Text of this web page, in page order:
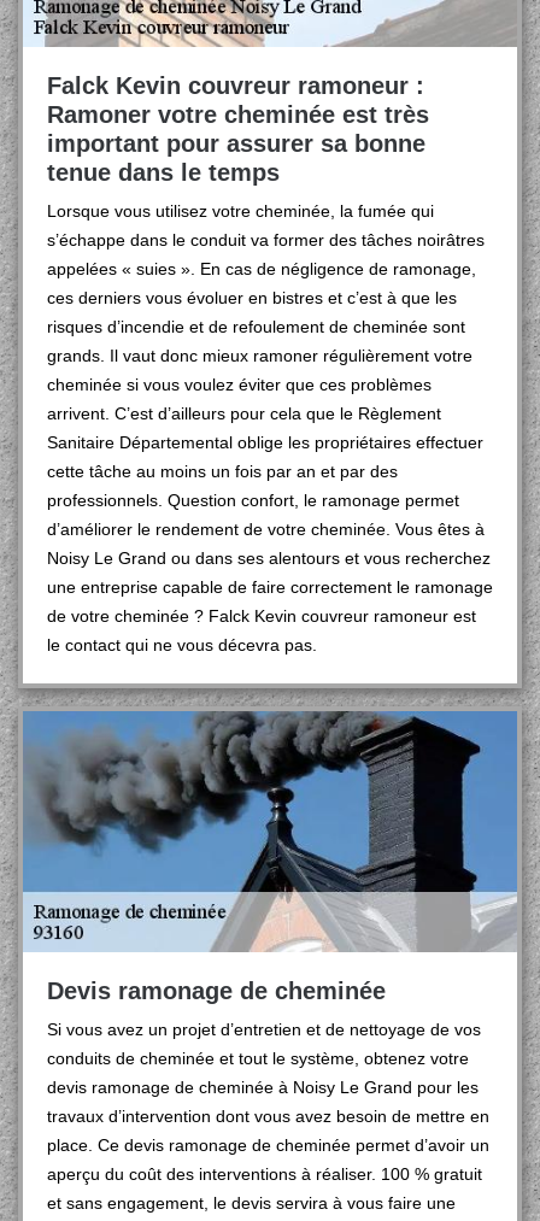
Falck Kevin couvreur ramoneur :
Ramoner votre cheminée est très
important pour assurer sa bonne
tenue dans le temps
Lorsque vous utilisez votre cheminée, la fumée qui
s’échappe dans le conduit va former des tâches noirâtres
appelées « suies ». En cas de négligence de ramonage,
ces derniers vous évoluer en bistres et c’est à que les
risques d’incendie et de refoulement de cheminée sont
grands. Il vaut donc mieux ramoner régulièrement votre
cheminée si vous voulez éviter que ces problèmes
arrivent. C’est d’ailleurs pour cela que le Règlement
Sanitaire Départemental oblige les propriétaires effectuer
cette tâche au moins un fois par an et par des
professionnels. Question confort, le ramonage permet
d’améliorer le rendement de votre cheminée. Vous êtes à
Noisy Le Grand ou dans ses alentours et vous recherchez
une entreprise capable de faire correctement le ramonage
de votre cheminée ? Falck Kevin couvreur ramoneur est
le contact qui ne vous décevra pas.
Devis ramonage de cheminée
Si vous avez un projet d’entretien et de nettoyage de vos
conduits de cheminée et tout le système, obtenez votre
devis ramonage de cheminée à Noisy Le Grand pour les
travaux d’intervention dont vous avez besoin de mettre en
place. Ce devis ramonage de cheminée permet d’avoir un
aperçu du coût des interventions à réaliser. 100 % gratuit
et sans engagement, le devis servira à vous faire une